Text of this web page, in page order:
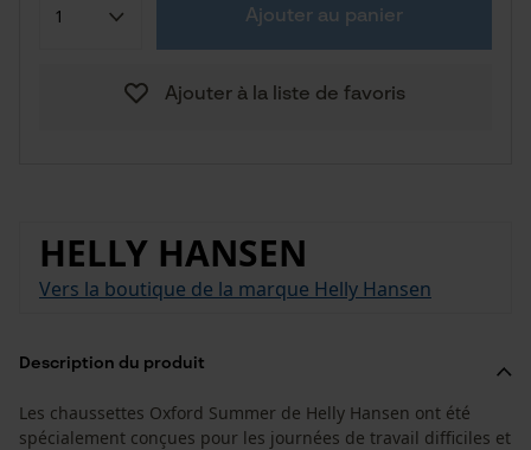
Ajouter au panier
Ajouter à la liste de favoris
HELLY HANSEN
Vers la boutique de la marque Helly Hansen
Description du produit
Les chaussettes Oxford Summer de Helly Hansen ont été
spécialement conçues pour les journées de travail difficiles et